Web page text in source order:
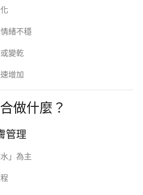
緒不穩
變乾
增加
做什麼？
管理
」為主